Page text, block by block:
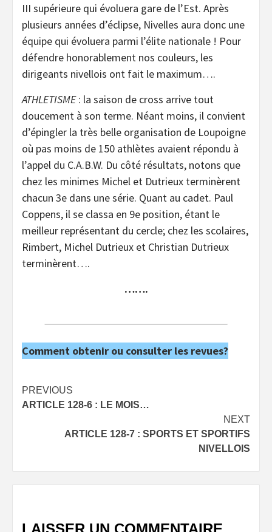
III supérieure qui évoluera gare de l’Est. Après
plusieurs années d’éclipse, Nivelles aura donc une
équipe qui évoluera parmi l’élite nationale ! Pour
défendre honorablement nos couleurs, les
dirigeants nivellois ont fait le maximum….
ATHLETISME: la saison de cross arrive tout
doucement à son terme. Néant moins, il convient
d’épingler la très belle organisation de Loupoigne
où pas moins de 150 athlètes avaient répondu à
l’appel du C.A.B.W. Du côté résultats, notons que
chez les minimes Michel et Dutrieux terminèrent
chacun 3e dans une série. Quant au cadet. Paul
Coppens, il se classa en 9e position, étant le
meilleur représentant du cercle; chez les scolaires,
Rimbert, Michel Dutrieux et Christian Dutrieux
terminèrent….
…….
Comment obtenir ou consulter les revues?
Post
navigation
PREVIOUS
ARTICLE 128-6 : LE MOIS…
NEXT
ARTICLE 128-7 : SPORTS ET SPORTIFS
NIVELLOIS
LAISSER UN COMMENTAIRE